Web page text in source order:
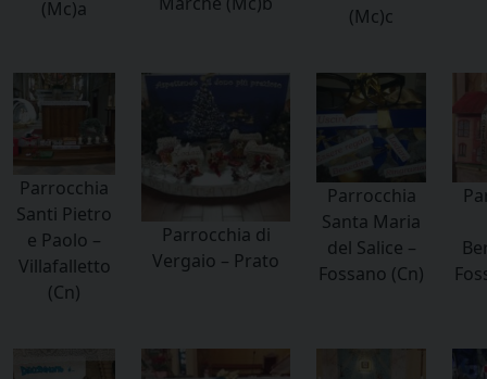
(Mc)a
(Mc)c
Parrocchia
Santi Pietro
e Paolo –
Villafalletto
(Cn)
Parrocchia di
Vergaio – Prato
Parrocchia
Santa Maria
del Salice –
Fossano (Cn)